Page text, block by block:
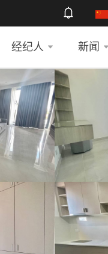
经纪人 新闻